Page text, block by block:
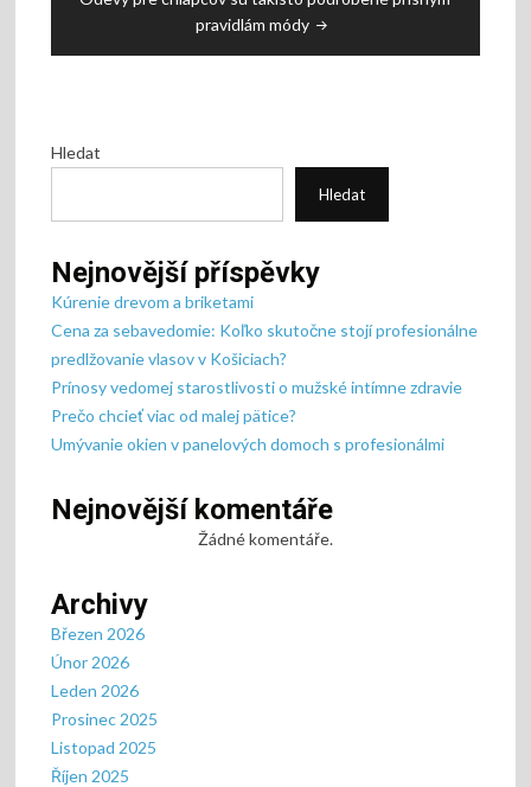
pravidlám módy
Hledat
Hledat
Nejnovější příspěvky
Kúrenie drevom a briketami
Cena za sebavedomie: Koľko skutočne stojí profesionálne
predlžovanie vlasov v Košiciach?
Prínosy vedomej starostlivosti o mužské intímne zdravie
Prečo chcieť viac od malej pätice?
Umývanie okien v panelových domoch s profesionálmi
Nejnovější komentáře
Žádné komentáře.
Archivy
Březen 2026
Únor 2026
Leden 2026
Prosinec 2025
Listopad 2025
Říjen 2025